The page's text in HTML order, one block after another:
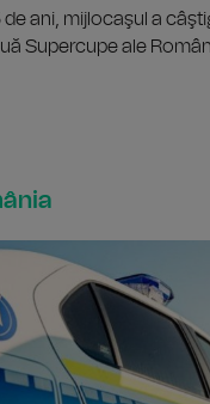
de ani, mijlocaşul a
Supercupe ale